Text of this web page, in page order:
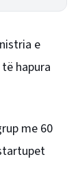
e
hapura
me 60